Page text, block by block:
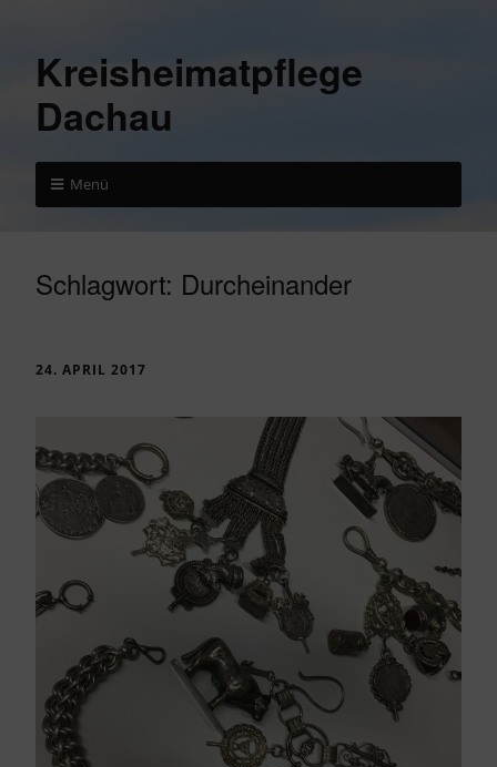
Kreisheimatpflege
Dachau
Menü
Schlagwort: Durcheinander
24. APRIL 2017